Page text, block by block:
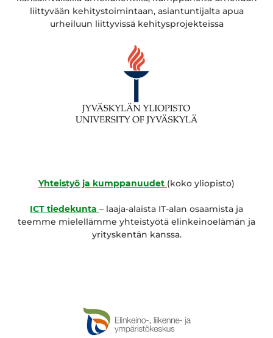
liittyvään kehitystoimintaan, asiantuntijalta apua
urheiluun liittyvissä kehitysprojekteissa
Yhteistyö ja kumppanuudet (koko yliopisto)
ICT tiedekunta – laaja-alaista IT-alan osaamista ja
teemme mielellämme yhteistyötä elinkeinoelämän ja
yrityskentän kanssa.